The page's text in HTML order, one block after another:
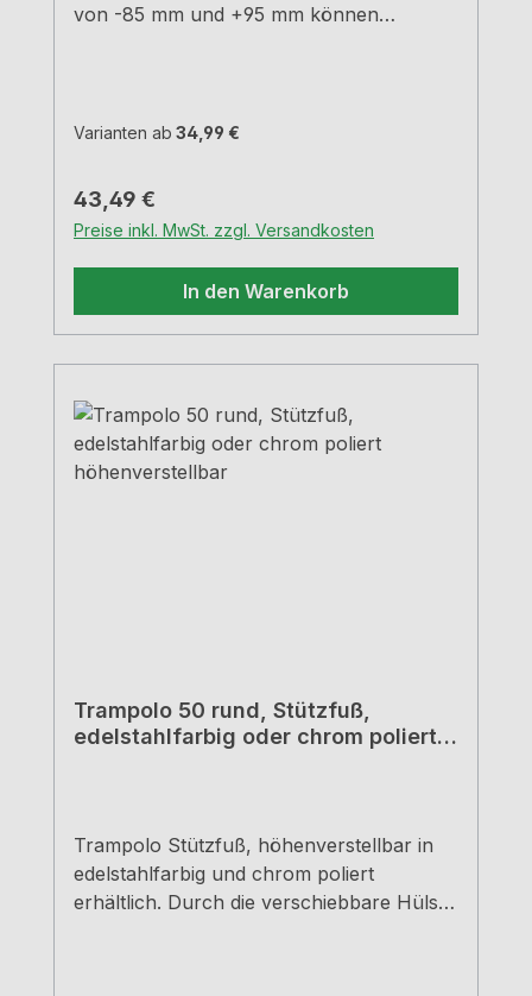
von -85 mm und +95 mm können
Varianten ab 34,99 €
Regulärer Preis:
43,49 €
Preise inkl. MwSt. zzgl. Versandkosten
In den Warenkorb
Trampolo 50 rund, Stützfuß,
edelstahlfarbig oder chrom poliert
Trampolo Stützfuß, höhenverstellbar in
edelstahlfarbig und chrom poliert
erhältlich. Durch die verschiebbare Hülse